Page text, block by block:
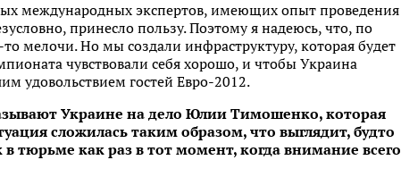
международных экспертов, имеющих опыт проведения
принесло пользу. Поэтому я надеюсь, что, по
мелочи. Но мы создали инфраструктуру, которая будет
чувствовали себя хорошо, и чтобы Украина
удовольствием гостей Евро-2012.
Украине на дело Юлии Тимошенко, которая
сложилась таким образом, что выглядит, будто
тюрьме как раз в тот момент, когда внимание всего